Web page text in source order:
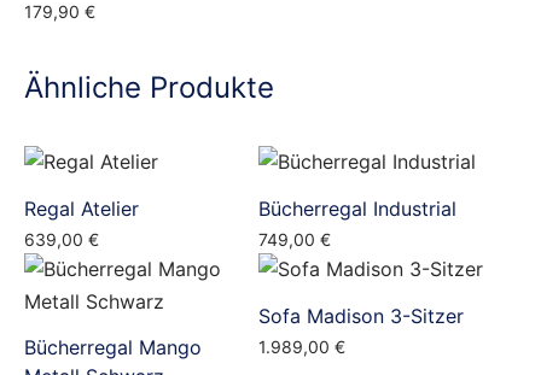
179,90 €
Ähnliche Produkte
Regal Atelier
639,00 €
Bücherregal Industrial
749,00 €
Bücherregal Mango
Sofa Madison 3-Sitzer
1.989,00 €